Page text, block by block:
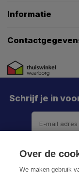
Informatie
Schrijf je in
Over de
We maken gebruik